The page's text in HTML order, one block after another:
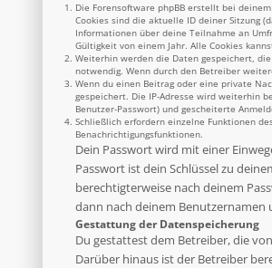
Die Forensoftware phpBB erstellt bei
Cookies sind die aktuelle ID deiner Sitzung
Informationen über deine Teilnahme an
Gültigkeit von einem Jahr. Alle Cookies
Weiterhin werden die Daten gespeichert,
notwendig. Wenn durch den Betreiber
Wenn du einen Beitrag oder eine private
gespeichert. Die IP-Adresse wird weiterhin
Benutzer-Passwort) und gescheiterte
Schließlich erfordern einzelne Funktionen
Benachrichtigungsfunktionen.
Dein Passwort wird mit einer
Passwort ist dein Schlüssel zu
berechtigterweise nach deinem
dann nach deinem Benutzernamen
Gestattung der Datenspeicherung
Du gestattest dem Betreiber, die
Darüber hinaus ist der Betreiber